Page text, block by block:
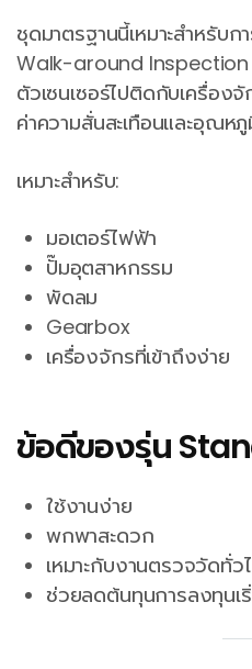
ชุดมาตรฐานนี้เหมาะสำหรับ
Walk-around Inspection
ตัวเซนเซอร์ไปติดกับเครื่อง
ค่าความสั่นสะเทือนและอุณห
เหมาะสำหรับ:
มอเตอร์ไฟฟ้า
ปั๊มอุตสาหกรรม
พัดลม
Gearbox
เครื่องจักรที่เข้าถึงง่าย
ข้อดีของรุ่น
ใช้งานง่าย
พกพาสะดวก
เหมาะกับงานตรวจวัดทั่ว
ช่วยลดต้นทุนการลงทุนเ